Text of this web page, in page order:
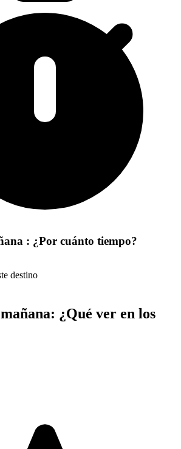
: ¿Por cuánto tiempo?
destino
¿Qué ver en los